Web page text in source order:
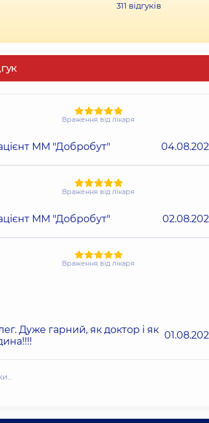
311 відгуків
Враження від лікаря
ММ "Добробут"
Враження від лікаря
ММ "Добробут"
Враження від лікаря
Дуже гарний, як доктор і як